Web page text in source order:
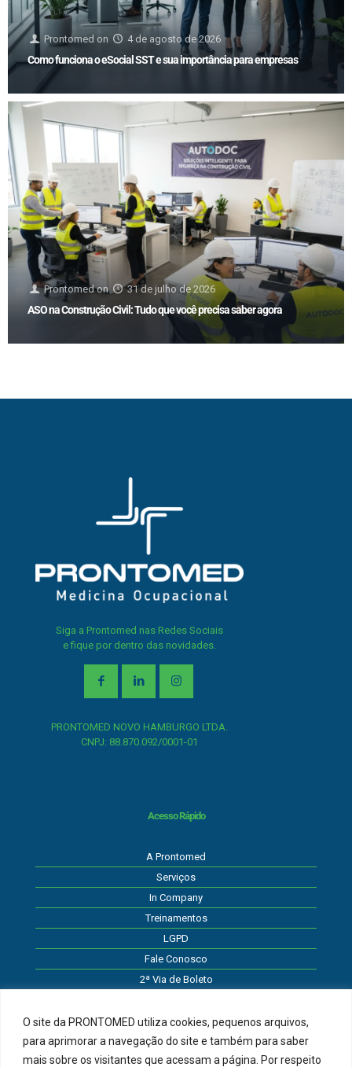
O site da PRONTOMED utiliza cookies, pequenos arquivos,
para aprimorar a navegação do site e também para saber
mais sobre os visitantes que acessam a página. Por respeito
Prontomed on 4 de agosto de 2026
Como funciona o eSocial SST e sua importância para empresas
Prontomed on 31 de julho de 2026
ASO na Construção Civil: Tudo que você precisa saber agora
Siga a Prontomed nas Redes Sociais
e fique por dentro das novidades.
PRONTOMED NOVO HAMBURGO LTDA.
CNPJ: 88.870.092/0001-01
Acesso Rápido
A Prontomed
Serviços
In Company
Treinamentos
LGPD
Fale Conosco
2ª Via de Boleto
Atendimento